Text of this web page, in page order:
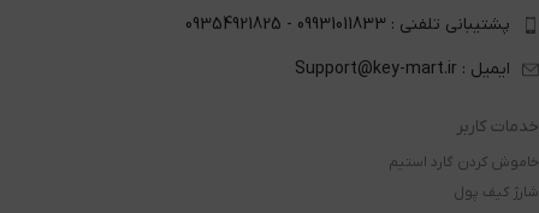
پشتیبانی تلفنی : 09931011833 - 09354921825
ایمیل : Support@key-mart.ir
خدمات کاربر
خاموش کردن گارد استیم
شارژ کیف پول